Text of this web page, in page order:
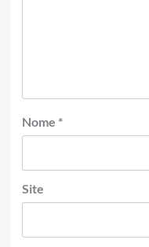
Nome *
Site